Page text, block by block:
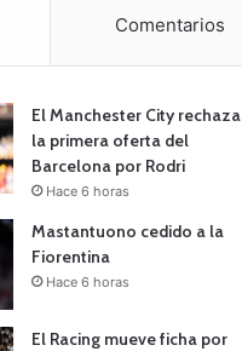
Comentarios
El Manchester City rechaza
la primera oferta del
Barcelona por Rodri
Hace 6 horas
Mastantuono cedido a la
Fiorentina
Hace 6 horas
El Racing mueve ficha por